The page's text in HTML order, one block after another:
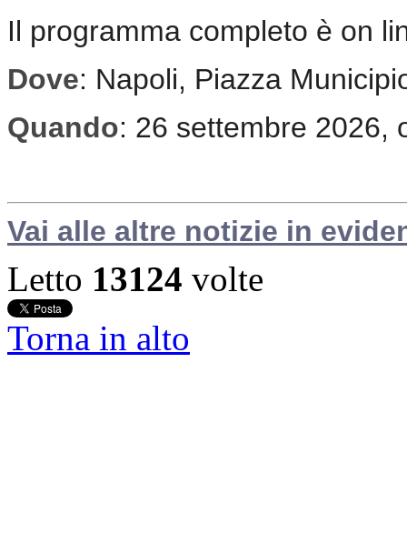
Il programma completo è on
Dove: Napoli, Piazza
Quando: 26 settembre 2026,
Vai alle altre notizie in
Letto 13124 volte
Torna in alto